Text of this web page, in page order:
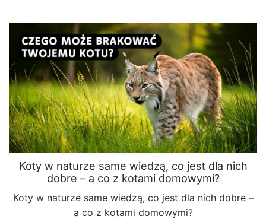
Koty w naturze same wiedzą, co jest dla nich
dobre – a co z kotami domowymi?
Koty w naturze same wiedzą, co jest dla nich dobre –
a co z kotami domowymi?